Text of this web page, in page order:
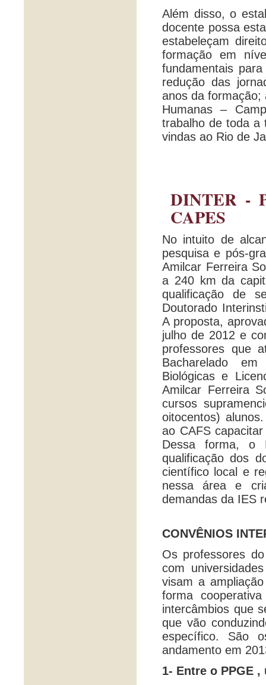
Além disso, o
docente possa
estabeleçam
formação em
fundamentais
redução das
anos da formação;
Humanas –
trabalho de toda a
vindas ao Rio de
DINTER -
CAPES
No intuito de
pesquisa e pós-
Amilcar Ferreira
a 240 km da
qualificação de
Doutorado
A proposta,
julho de 2012 e
professores que
Bacharelado
Biológicas e
Amilcar Ferreira
cursos
oitocentos)
ao CAFS
Dessa forma, o
qualificação dos
científico local e
nessa área e
demandas da IES
CONVÊNIOS
Os professores
com
visam a
forma
intercâmbios que
que vão
específico. São
andamento em
1- Entre o PPGE